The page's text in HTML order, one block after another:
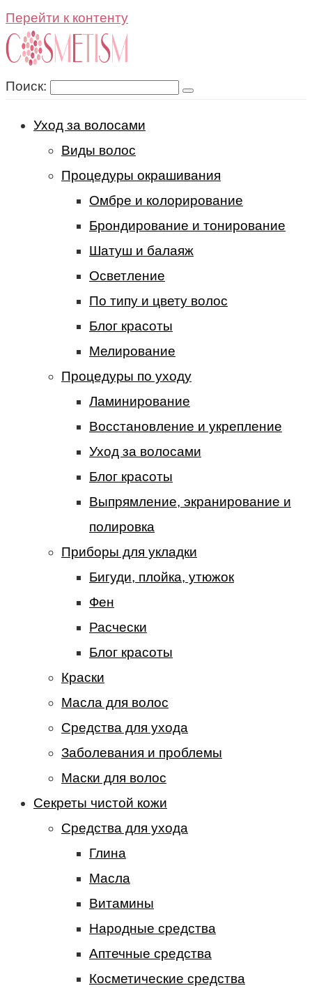
Перейти к контенту
Поиск:
Уход за волосами
Виды волос
Процедуры окрашивания
Омбре и колорирование
Брондирование и тонирование
Шатуш и балаяж
Осветление
По типу и цвету волос
Блог красоты
Мелирование
Процедуры по уходу
Ламинирование
Восстановление и укрепление
Уход за волосами
Блог красоты
Выпрямление, экранирование и
полировка
Приборы для укладки
Бигуди, плойка, утюжок
Фен
Расчески
Блог красоты
Краски
Масла для волос
Средства для ухода
Заболевания и проблемы
Маски для волос
Секреты чистой кожи
Средства для ухода
Глина
Масла
Витамины
Народные средства
Аптечные средства
Косметические средства